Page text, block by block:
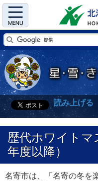
Menu
読み上げる
歴代ホワイトマ
年度以降）
名寄市は、「名寄の冬を